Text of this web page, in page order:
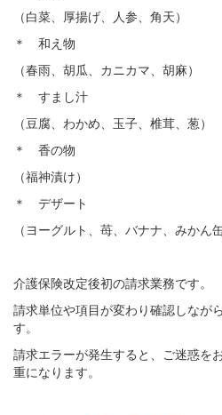
（白菜、厚揚げ、人参、角天）
＊ 和え物
（春雨、胡瓜、カニカマ、胡麻）
＊ すまし汁
（豆腐、わかめ、玉子、椎茸、葱）
＊ 香の物
（福神漬け）
＊ デザート
（ヨーグルト、苺、バナナ、みかん缶
介護保険改定後初の請求業務です。
請求単位や項目が変わり確認しなが
す。
請求エラーが発生すると、ご迷惑を
重になります。